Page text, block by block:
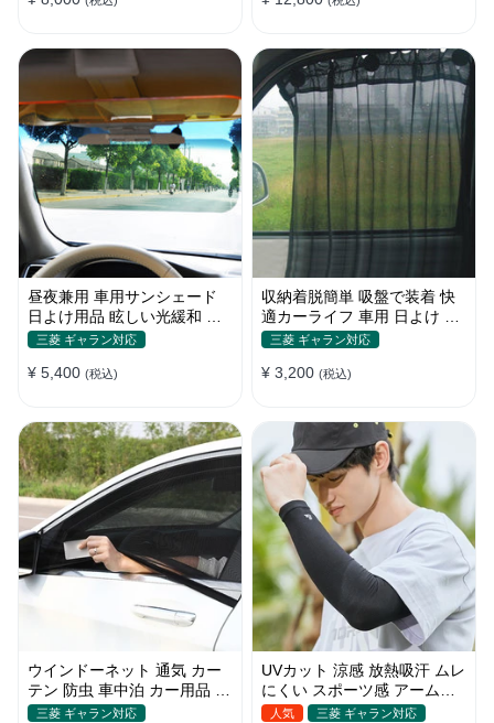
昼夜兼用 車用サンシェード
日よけ用品 眩しい光緩和 長
時間運転 特殊遮光素材
三菱 ギャラン対応
¥ 5,400 (税込)
収納着脱簡単 吸盤で装着 快
適カーライフ 車用 日よけ 遮
光 UVカット 通気
三菱 ギャラン対応
¥ 3,200 (税込)
ウインドーネット 通気 カー
テン 防虫 車中泊 カー用品 網
戸 取付簡単
三菱 ギャラン対応
UVカット 涼感 放熱吸汗 ムレ
にくい スポーツ感 アームカ
バー 男女汎用
人気 三菱 ギャラン対応